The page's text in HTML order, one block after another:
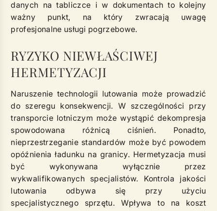
danych na tabliczce i w dokumentach to kolejny
ważny punkt, na który zwracają uwagę
profesjonalne usługi pogrzebowe.
RYZYKO NIEWŁAŚCIWEJ
HERMETYZACJI
Naruszenie technologii lutowania może prowadzić
do szeregu konsekwencji. W szczególności przy
transporcie lotniczym może wystąpić dekompresja
spowodowana różnicą ciśnień. Ponadto,
nieprzestrzeganie standardów może być powodem
opóźnienia ładunku na granicy. Hermetyzacja musi
być wykonywana wyłącznie przez
wykwalifikowanych specjalistów. Kontrola jakości
lutowania odbywa się przy użyciu
specjalistycznego sprzętu. Wpływa to na koszt